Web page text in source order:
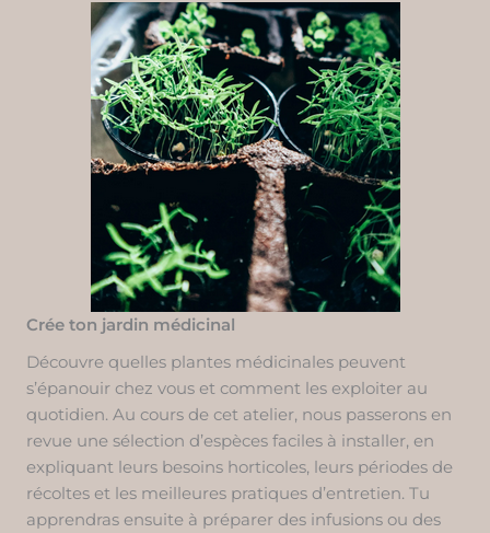
Crée ton jardin médicinal
Découvre quelles plantes médicinales peuvent
s’épanouir chez vous et comment les exploiter au
quotidien. Au cours de cet atelier, nous passerons en
revue une sélection d’espèces faciles à installer, en
expliquant leurs besoins horticoles, leurs périodes de
récoltes et les meilleures pratiques d’entretien. Tu
apprendras ensuite à préparer des infusions ou des